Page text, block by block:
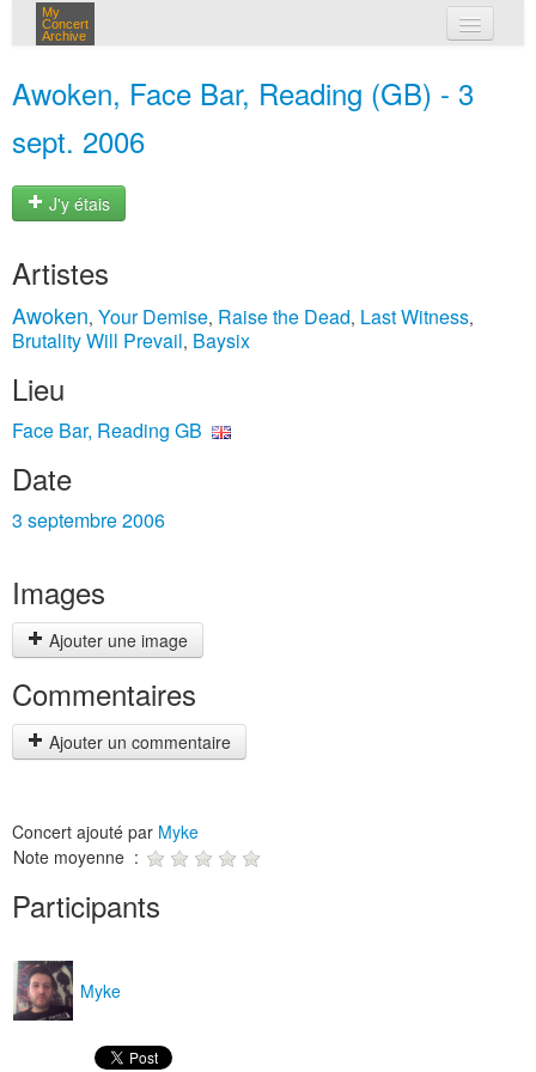
My
Concert
Archive
Awoken, Face Bar, Reading (GB) - 3
sept. 2006
J'y étais
Artistes
Awoken, Your Demise, Raise the Dead, Last Witness,
Brutality Will Prevail, Baysix
Lieu
Face Bar, Reading GB
Date
3 septembre 2006
Images
Ajouter une image
Commentaires
Ajouter un commentaire
Concert ajouté par Myke
Note moyenne :
Participants
Myke